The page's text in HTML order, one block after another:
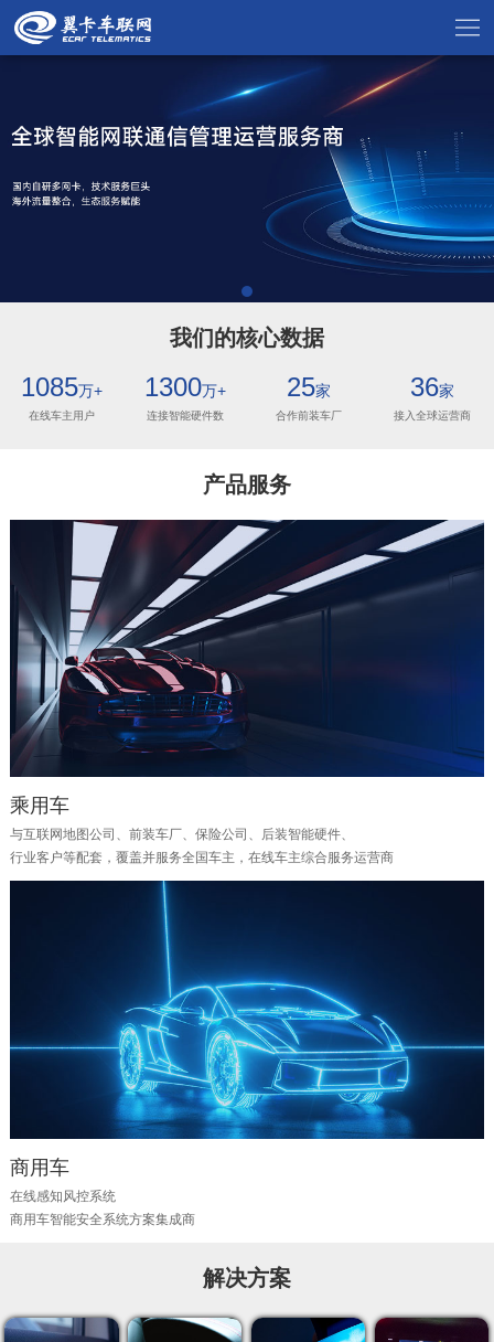
我们的核心数据
1085万+
在线车主用户
1300万+
连接智能硬件数
25家
合作前装车厂
36家
接入全球运营商
产品服务
乘用车
与互联网地图公司、前装车厂、保险公司、后装智能硬件、
行业客户等配套，覆盖并服务全国车主，在线车主综合服务运营商
商用车
在线感知风控系统
商用车智能安全系统方案集成商
解决方案